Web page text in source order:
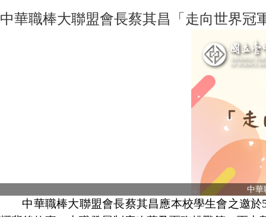
中華職棒大聯盟會長蔡其昌「走向世界冠
中華
中華職棒大聯盟會長蔡其昌應本校學生會之邀於